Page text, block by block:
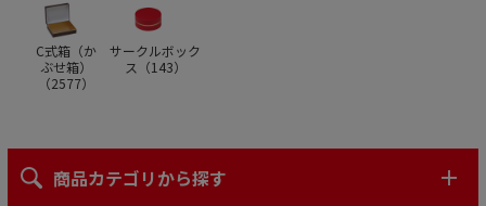
C式箱（か
ぶせ箱）
（2577）
サークルボック
ス（143）
商品カテゴリから探す